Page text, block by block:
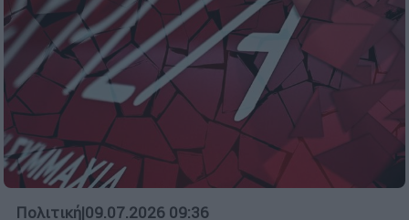
Πολιτική|09.07.2026 09:36